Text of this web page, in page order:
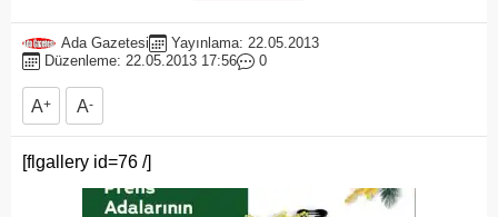
Ada Gazetesi
Yayınlama: 22.05.2013
Düzenleme: 22.05.2013 17:56
0
A+ A-
[flgallery id=76 /]